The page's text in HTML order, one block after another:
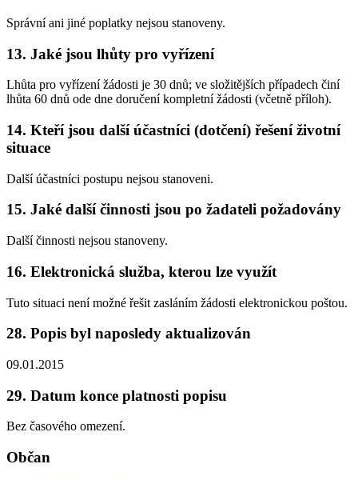
Správní ani jiné poplatky nejsou stanoveny.
13. Jaké jsou lhůty pro vyřízení
Lhůta pro vyřízení žádosti je 30 dnů; ve složitějších případech činí
lhůta 60 dnů ode dne doručení kompletní žádosti (včetně příloh).
14. Kteří jsou další účastníci (dotčení) řešení životní
situace
Další účastníci postupu nejsou stanoveni.
15. Jaké další činnosti jsou po žadateli požadovány
Další činnosti nejsou stanoveny.
16. Elektronická služba, kterou lze využít
Tuto situaci není možné řešit zasláním žádosti elektronickou poštou.
28. Popis byl naposledy aktualizován
09.01.2015
29. Datum konce platnosti popisu
Bez časového omezení.
Občan